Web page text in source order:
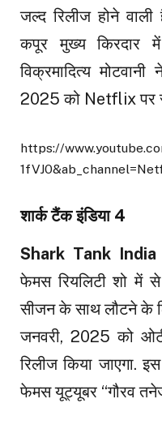
जल्द रिलीज होने
कपूर मुख्य किरदार
विक्रमादित्य
2025 को Netflix पर
https://
शार्क टैंक इंडिया 4
Shark Tank
फेमस रियलिटी शो में
सीजन के साथ लौटने के
जनवरी, 2025 को
रिलीज किया जाएगा.
फेमस यूट्यूबर “गौरव